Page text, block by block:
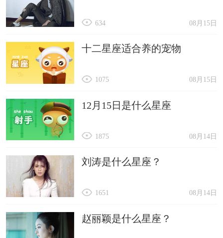
08月15日
634
十二星座适合养的宠物
08月15日
1075
12月15日是什么星座
08月14日
1875
刘涛是什么星座？
08月14日
1651
赵丽颖是什么星座？